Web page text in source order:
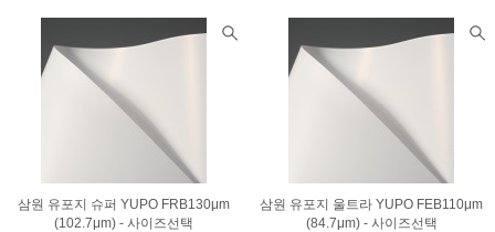
삼원 유포지 슈퍼 YUPO FRB130μm
(102.7μm) - 사이즈선택
삼원 유포지 울트라 YUPO FEB110μm
(84.7μm) - 사이즈선택